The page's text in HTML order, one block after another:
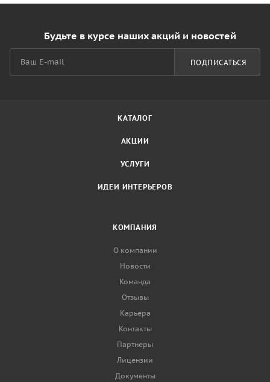
Будьте в курсе наших акций и новостей
ПОДПИСАТЬСЯ
КАТАЛОГ
АКЦИИ
УСЛУГИ
ИДЕИ ИНТЕРЬЕРОВ
КОМПАНИЯ
О компании
Новости
Команда
Отзывы
Карьера
Контакты
Партнеры
Лицензии
Документы